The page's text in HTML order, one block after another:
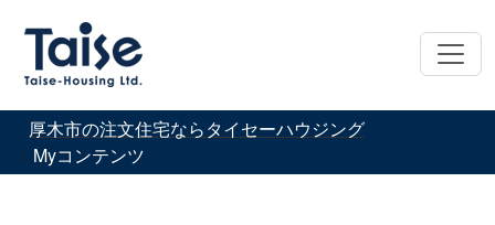
厚木市の注文住宅ならタイセーハウジング
Myコンテンツ